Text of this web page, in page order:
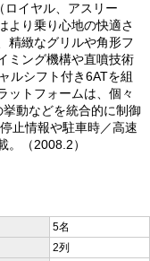
イヤル、アスリー
より乗り心地の快適さ
精緻なグリルや角形フ
ミング機構や直噴技術
ルシフト付き6ATを組
ットフォームは、個々
動などを統合的に制御
止情報や駐車時／高速
。（2008.2）
5名
2列